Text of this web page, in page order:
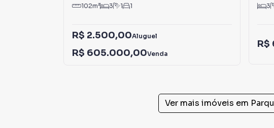
102m² 3 1 1
R$ 2.500,00Aluguel
R$ 605.000,00Venda
3
Ver mais imóveis em